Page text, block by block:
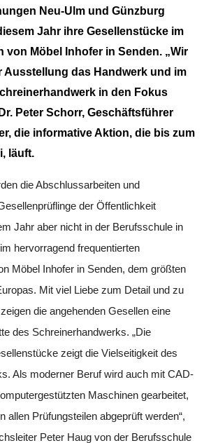
Neu-Ulm und Günzburg
Jahr ihre Gesellenstücke im
von Möbel Inhofer in Senden. „Wir
Ausstellung das Handwerk und im
in den Fokus
Peter Schorr, Geschäftsführer
, die informative Aktion, die bis zum
läuft.
die Abschlussarbeiten und
der Öffentlichkeit
Jahr aber nicht in der Berufsschule in
hervorragend frequentierten
Möbel Inhofer in Senden, dem größten
Mit viel Liebe zum Detail und zu
die angehenden Gesellen eine
des Schreinerhandwerks. „Die
zeigt die Vielseitigkeit des
Als moderner Beruf wird auch mit CAD-
Maschinen gearbeitet,
allen Prüfungsteilen abgeprüft werden“,
Peter Haug von der Berufsschule